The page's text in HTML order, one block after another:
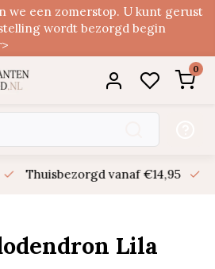
we een zomerstop. U kunt gerust
wordt bezorgd begin
0
Thuisbezorgd vanaf €14,95
Lila